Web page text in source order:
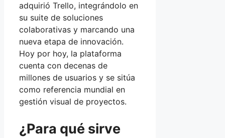
adquirió Trello, integrándolo en
su suite de soluciones
colaborativas y marcando una
nueva etapa de innovación.
Hoy por hoy, la plataforma
cuenta con decenas de
millones de usuarios y se sitúa
como referencia mundial en
gestión visual de proyectos.
¿Para qué sirve